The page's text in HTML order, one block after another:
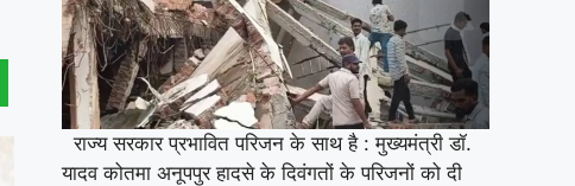
राज्य सरकार प्रभावित परिजन के साथ है : मुख्यमंत्री डॉ.
यादव कोतमा अनूपपुर हादसे के दिवंगतों के परिजनों को दी